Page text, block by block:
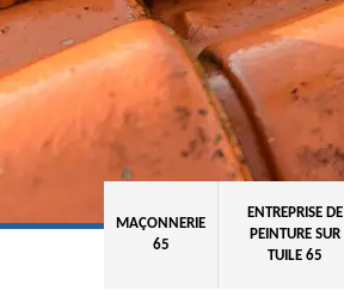
MAÇONNERIE
65
ENTREPRISE DE
PEINTURE SUR
TUILE 65